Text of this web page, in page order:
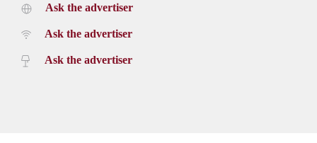
Ask the advertiser
Ask the advertiser
Ask the advertiser